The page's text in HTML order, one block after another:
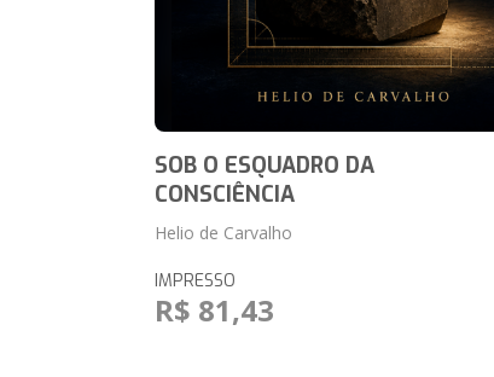
SOB O ESQUADRO DA
CONSCIÊNCIA
Helio de Carvalho
IMPRESSO
R$ 81,43